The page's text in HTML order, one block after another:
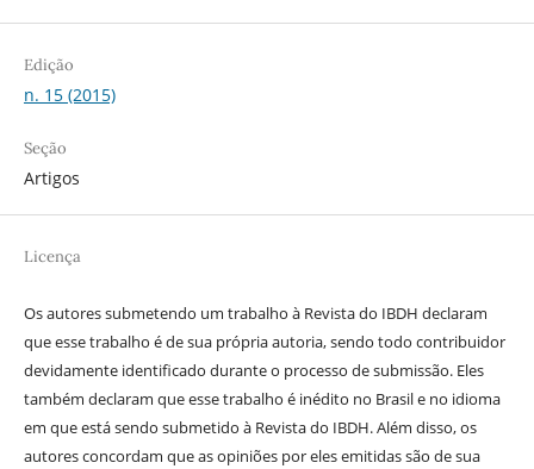
Edição
n. 15 (2015)
Seção
Artigos
Licença
Os autores submetendo um trabalho à Revista do IBDH declaram
que esse trabalho é de sua própria autoria, sendo todo contribuidor
devidamente identificado durante o processo de submissão. Eles
também declaram que esse trabalho é inédito no Brasil e no idioma
em que está sendo submetido à Revista do IBDH. Além disso, os
autores concordam que as opiniões por eles emitidas são de sua